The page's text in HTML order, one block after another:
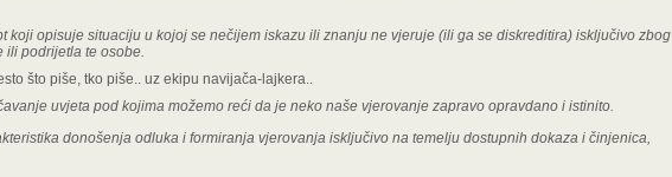
koji opisuje situaciju u kojoj se nečijem iskazu ili znanju ne vjeruje (ili ga se diskreditira) isključivo zbog
ili podrijetla te osobe.
što piše, tko piše.. uz ekipu navijača-lajkera..
uvjeta pod kojima možemo reći da je neko naše vjerovanje zapravo opravdano i istinito.
donošenja odluka i formiranja vjerovanja isključivo na temelju dostupnih dokaza i činjenica,